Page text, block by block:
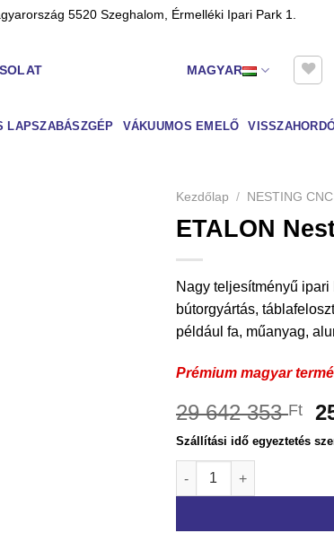
5520 Szeghalom, Érmelléki Ipari Park 1.
MAGYAR
LAPSZABÁSZGÉP VÁKUUMOS EMELŐ
Kezdőlap / NESTING
ETALON
Nagy teljesítményű
bútorgyártás,
például fa, műanyag,
Prémium magyar
29 642 353Ft
Szállítási idő egyeztetés
ETALON Nesting CNC